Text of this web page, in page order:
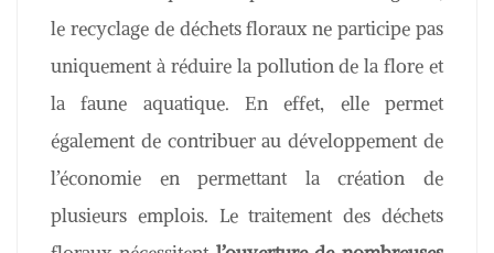
le recyclage de déchets floraux ne participe pas
uniquement à réduire la pollution de la flore et
la faune aquatique. En effet, elle permet
également de contribuer au développement de
l’économie en permettant la création de
plusieurs emplois. Le traitement des déchets